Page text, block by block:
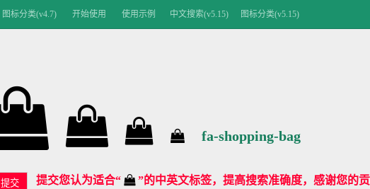
图标分类(v4.7) 开始使用 使用示例 中文搜索(v5.15) 图标分类(v5.15)
fa-shopping-bag
提交 提交您认为适合“ ”的中英文标签，提高搜索准确度，感谢您的